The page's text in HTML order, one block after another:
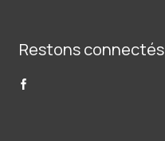
Restons connectés